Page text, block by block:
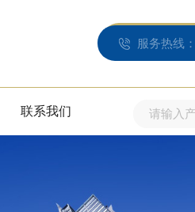
服务热线：
联系我们